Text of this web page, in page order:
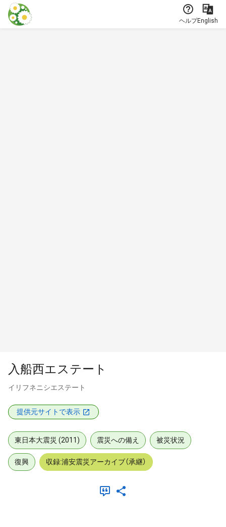
本文に飛ぶ
ヘルプEnglish
入船西エステート
イリフネニシエステート
提供元サイトで表示
東日本大震災 (2011) 震災への備え 被災状況
復興 収録:浦安震災アーカイブ（承継）